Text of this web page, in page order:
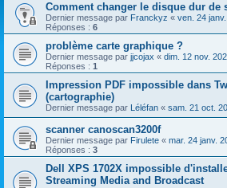
Comment changer le disque dur de
Dernier message par Franckyz « ven. 24
Réponses : 6
problème carte graphique ?
Dernier message par jjcojax « dim. 12 nov.
Réponses : 1
Impression PDF impossible dans
(cartographie)
Dernier message par Léléfan « sam. 21 oct.
scanner canoscan3200f
Dernier message par Firulete « mar. 24 janv.
Réponses : 3
Dell XPS 1702X impossible
Streaming Media and Broadcast